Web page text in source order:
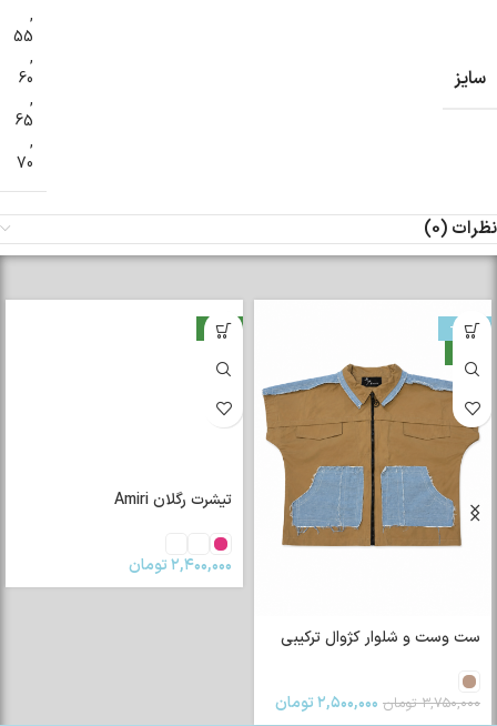
سایز
,
55
,
60
,
65
,
70
نظرات (0)
-33%
ست وست و شلوار کژوال ترکیبی
۳,۷۵۰,۰۰۰ تومان ۲,۵۰۰,۰۰۰تومان
جدید
تیشرت رگلان Amiri
۲,۴۰۰,۰۰۰تومان